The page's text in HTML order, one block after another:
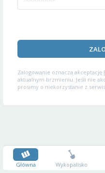
Zalogowanie oznacza akceptację
aktualnym brzmieniu. Jeśli nie
prosimy o niekorzystanie z
Główna Wykopalisko